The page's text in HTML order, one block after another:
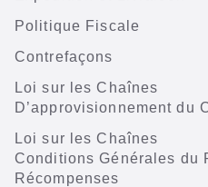
Politique Fiscale
Contrefaçons
Loi sur les Chaînes
D’approvisionnement du
Loi sur les Chaînes
Conditions Générales du
Récompenses